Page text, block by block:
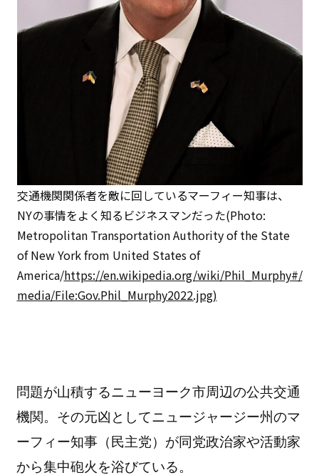
交通機関関係者を敵に回しているマーフィー知事は、
NYの事情をよく知るビジネスマンだった(Photo:
Metropolitan Transportation Authority of the State
of New York from United States of
America/https://en.wikipedia.org/wiki/Phil_Murphy#/
media/File:Gov.Phil_Murphy2022.jpg)
問題が山積するニューヨーク市周辺の公共交通
機関。その元凶としてニュージャージー州のマ
ーフィー知事（民主党）が同党政治家や活動家
から集中砲火を浴びている。